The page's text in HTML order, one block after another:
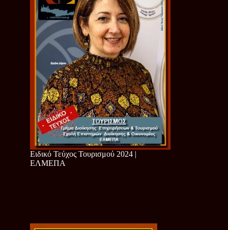
Ειδικό Τεύχος Τουρισμού 2024 |
ΕΛΜΕΠΑ